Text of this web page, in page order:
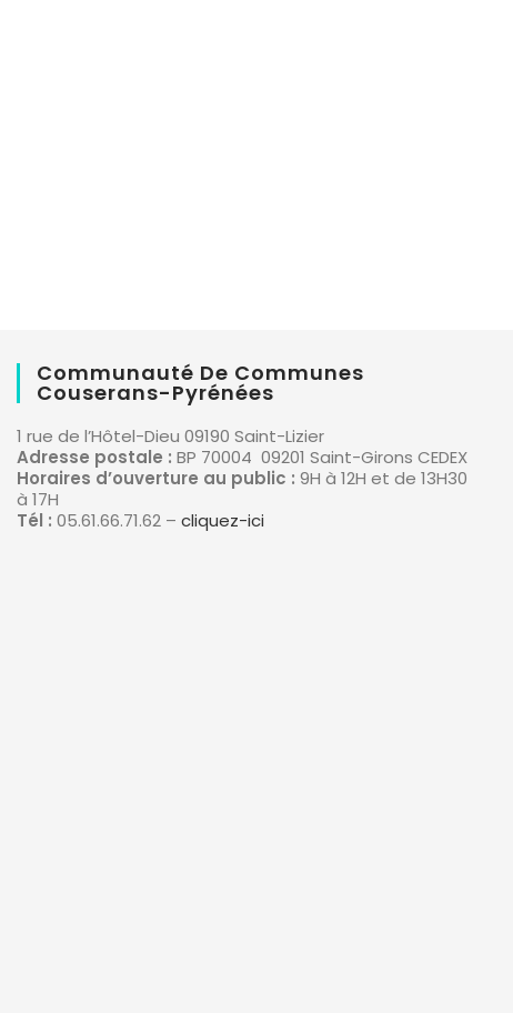
Communauté De Communes
Couserans-Pyrénées
1 rue de l’Hôtel-Dieu 09190 Saint-Lizier
Adresse postale : BP 70004 09201 Saint-Girons CEDEX
Horaires d’ouverture au public : 9H à 12H et de 13H30
à 17H
Tél : 05.61.66.71.62 – cliquez-ici